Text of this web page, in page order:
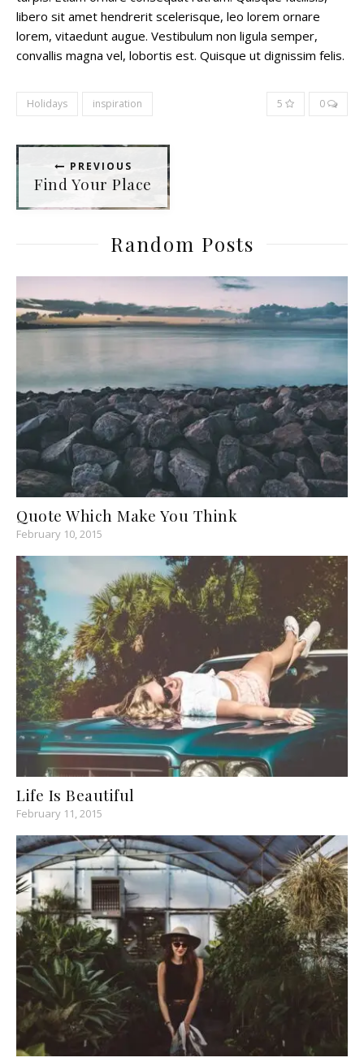
libero sit amet hendrerit scelerisque, leo lorem ornare
lorem, vitaedunt augue. Vestibulum non ligula semper,
convallis magna vel, lobortis est. Quisque ut dignissim felis.
Holidays inspiration 5 0
PREVIOUS
Find Your Place
Random Posts
Quote Which Make You Think
February 10, 2015
Life Is Beautiful
February 11, 2015